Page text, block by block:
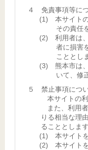
４ 免責事項等に
(1) 本サイトの
その責任
(2) 利用者は、
者に損害
こととし
(3) 熊本市は、
いて、修
５ 禁止事項につ
本サイトの
また、利用
りる相当な理
ることとします
(1) 本サイトを
(2) 本サイトを